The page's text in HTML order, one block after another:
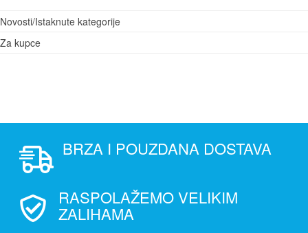
Novosti/Istaknute kategorije
Za kupce
BRZA I POUZDANA DOSTAVA
RASPOLAŽEMO VELIKIM
ZALIHAMA